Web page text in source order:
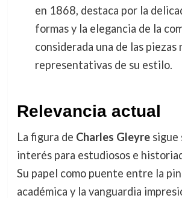
en 1868, destaca por la
formas y la elegancia de la
considerada una de las piezas
representativas de su estilo.
Relevancia actual
La figura de Charles Gleyresigue
interés para estudiosos e
Su papel como puente entre la
académica y la vanguardia